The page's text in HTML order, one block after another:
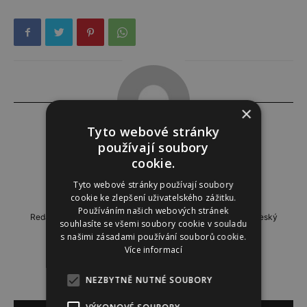
Marie Čtvrtníková
http://www.zenydivky.cz
Redaktorka webu Ženydívky.cz. Miluje design, hlavně ten český
a módu.
×
Tyto webové stránky
používají soubory
cookie.
Tyto webové stránky používají soubory
cookie ke zlepšení uživatelského zážitku.
Používáním našich webových stránek
souhlasíte se všemi soubory cookie v souladu
s našimi zásadami používání souborů cookie.
Více informací
NEZBYTNĚ NUTNÉ SOUBORY